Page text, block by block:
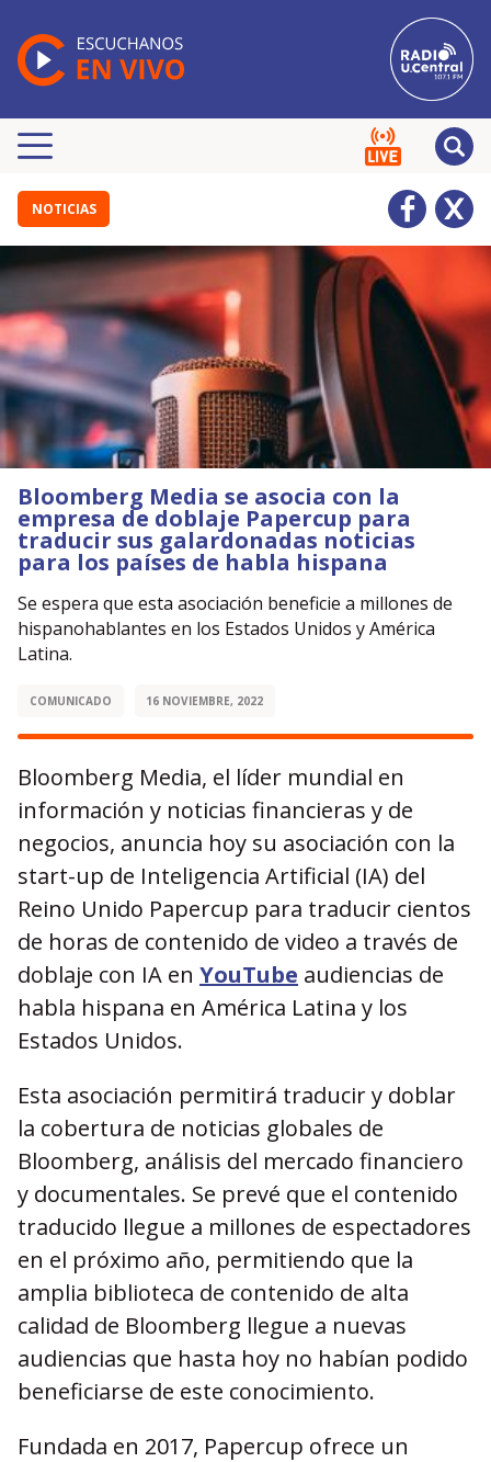
NOTICIAS
Bloomberg Media se asocia con la
empresa de doblaje Papercup para
traducir sus galardonadas noticias
para los países de habla hispana
Se espera que esta asociación beneficie a millones de
hispanohablantes en los Estados Unidos y América
Latina.
COMUNICADO 16 NOVIEMBRE, 2022
Bloomberg Media, el líder mundial en
información y noticias financieras y de
negocios, anuncia hoy su asociación con la
start-up de Inteligencia Artificial (IA) del
Reino Unido Papercup para traducir cientos
de horas de contenido de video a través de
doblaje con IA en YouTube audiencias de
habla hispana en América Latina y los
Estados Unidos.
Esta asociación permitirá traducir y doblar
la cobertura de noticias globales de
Bloomberg, análisis del mercado financiero
y documentales. Se prevé que el contenido
traducido llegue a millones de espectadores
en el próximo año, permitiendo que la
amplia biblioteca de contenido de alta
calidad de Bloomberg llegue a nuevas
audiencias que hasta hoy no habían podido
beneficiarse de este conocimiento.
Fundada en 2017, Papercup ofrece un